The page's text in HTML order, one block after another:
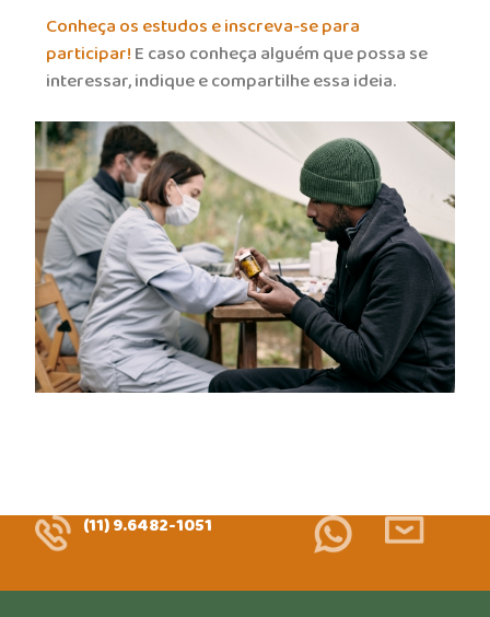
Conheça os estudos e inscreva-se para
participar!E caso conheça alguém que possa se
interessar, indique e compartilhe essa ideia.
(11) 9.6482-1051